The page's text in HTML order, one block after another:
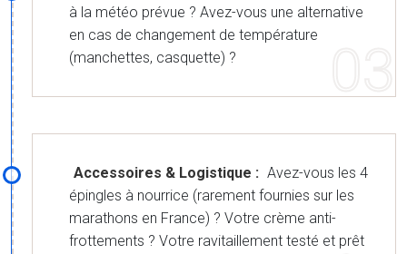
à la météo prévue ? Avez-vous une alternative
en cas de changement de température
(manchettes, casquette) ?
Accessoires & Logistique : Avez-vous les 4
épingles à nourrice (rarement fournies sur les
marathons en France) ? Votre crème anti-
frottements ? Votre ravitaillement testé et prêt